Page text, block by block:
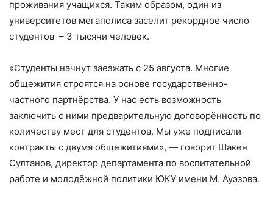
проживания учащихся. Таким образом, один из
университетов мегаполиса заселит рекордное число
студентов – 3 тысячи человек.
«Студенты начнут заезжать с 25 августа. Многие
общежития строятся на основе государственно-
частного партнёрства. У нас есть возможность
заключить с ними предварительную договорённость по
количеству мест для студентов. Мы уже подписали
контракты с двумя общежитиями», — говорит Шакен
Султанов, директор департамента по воспитательной
работе и молодёжной политики ЮКУ имени М. Ауэзова.